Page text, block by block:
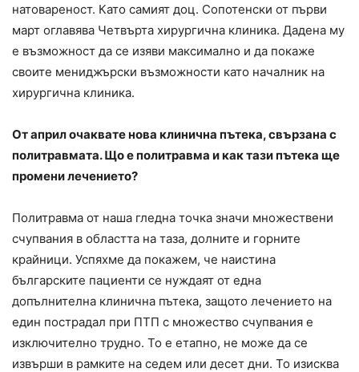
натовареност. Като самият доц. Сопотенски от първи
март оглавява Четвърта хирургична клиника. Дадена му
е възможност да се изяви максимално и да покаже
своите мениджърски възможности като началник на
хирургична клиника.
От април очаквате нова клинична пътека, свързана с
политравмата. Що е политравма и как тази пътека ще
промени лечението?
Политравма от наша гледна точка значи множествени
счупвания в областта на таза, долните и горните
крайници. Успяхме да покажем, че наистина
българските пациенти се нуждаят от една
допълнителна клинична пътека, защото лечението на
един пострадал при ПТП с множество счупвания е
изключително трудно. То е етапно, не може да се
извърши в рамките на седем или десет дни. То изисква